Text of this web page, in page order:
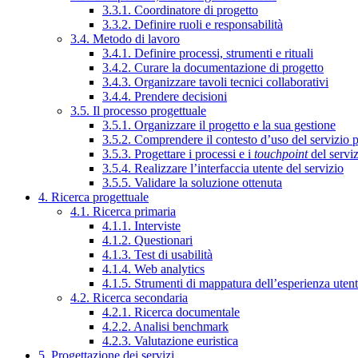
3.3.1. Coordinatore di progetto
3.3.2. Definire ruoli e responsabilità
3.4. Metodo di lavoro
3.4.1. Definire processi, strumenti e rituali
3.4.2. Curare la documentazione di progetto
3.4.3. Organizzare tavoli tecnici collaborativi
3.4.4. Prendere decisioni
3.5. Il processo progettuale
3.5.1. Organizzare il progetto e la sua gestione
3.5.2. Comprendere il contesto d’uso del servizio
3.5.3. Progettare i processi e i touchpointdel
3.5.4. Realizzare l’interfaccia utente del servizio
3.5.5. Validare la soluzione ottenuta
4. Ricerca progettuale
4.1. Ricerca primaria
4.1.1. Interviste
4.1.2. Questionari
4.1.3. Test di usabilità
4.1.4. Web analytics
4.1.5. Strumenti di mappatura dell’esperienza
4.2. Ricerca secondaria
4.2.1. Ricerca documentale
4.2.2. Analisi benchmark
4.2.3. Valutazione euristica
5. Progettazione dei servizi